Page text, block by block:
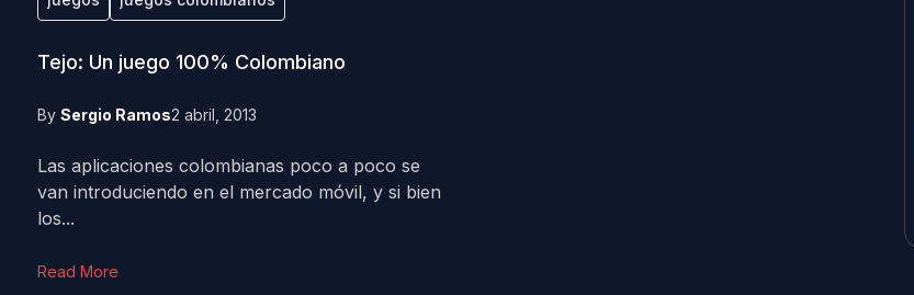
Tejo: Un juego 100% Colombiano
By Sergio Ramos2 abril, 2013
Las aplicaciones colombianas poco a poco se
van introduciendo en el mercado móvil, y si bien
los...
Read More